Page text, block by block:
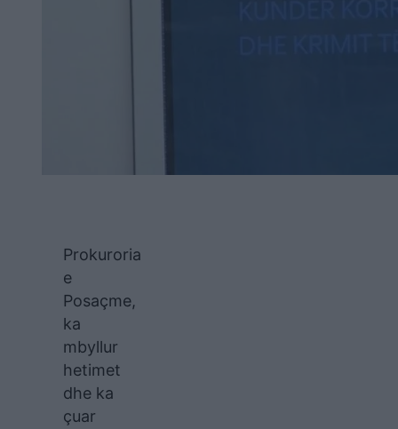
Prokuroria
e
Posaçme,
ka
mbyllur
hetimet
dhe ka
çuar